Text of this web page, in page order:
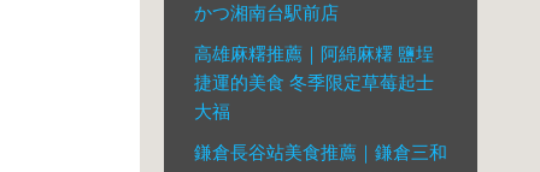
かつ湘南台駅前店
高雄麻糬推薦｜阿綿麻糬 鹽埕
捷運的美食 冬季限定草莓起士
大福
鎌倉長谷站美食推薦｜鎌倉三和